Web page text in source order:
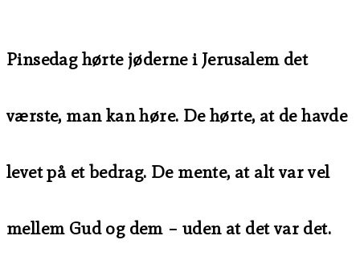
Pinsedag hørte jøderne i Jerusalem det
værste, man kan høre. De hørte, at de havde
levet på et bedrag. De mente, at alt var vel
mellem Gud og dem – uden at det var det.